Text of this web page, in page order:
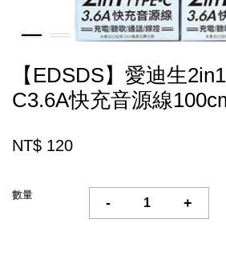
【EDSDS】愛迪生
C3.6A快充音源線
NT$ 120
數量
- +